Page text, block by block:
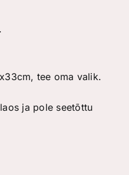
tee oma valik.
ja pole seetõttu